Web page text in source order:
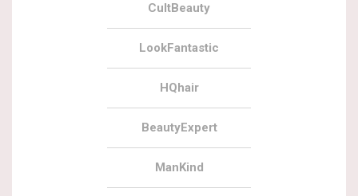
CultBeauty
LookFantastic
HQhair
BeautyExpert
ManKind